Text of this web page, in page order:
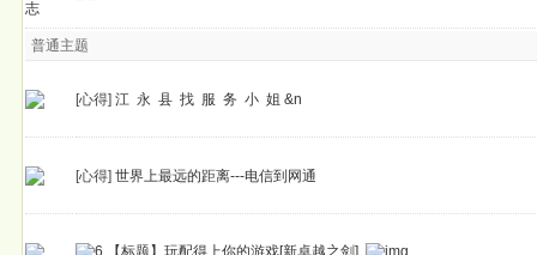
普通主题
[心得] 江 永 县 找 服 务 小 姐 &n
[心得] 世界上最远的距离---电信到网通
【标题】玩配得上你的游戏[新卓越之剑]